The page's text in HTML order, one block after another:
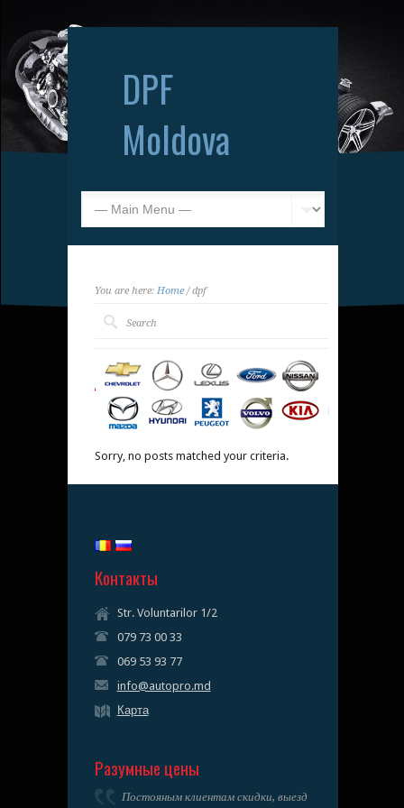
DPF
Moldova
You are here: Home/ dpf
Sorry, no posts matched your criteria.
Контакты
Str. Voluntarilor 1/2
079 73 00 33
069 53 93 77
info@autopro.md
Карта
Разумные цены
Постояным клиентам скидки, выезд